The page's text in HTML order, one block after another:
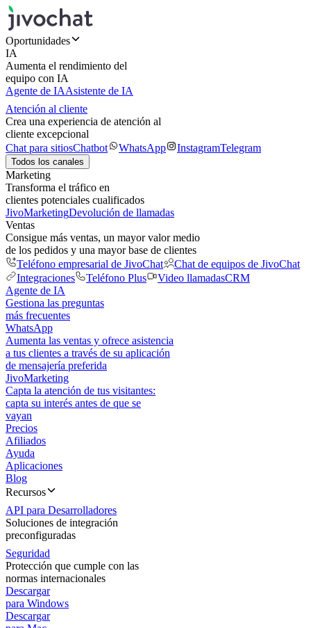
Oportunidades
IA
Aumenta el rendimiento del
equipo con IA
Agente de IAAsistente de IA
Atención al cliente
Crea una experiencia de atención al
cliente excepcional
Chat para sitiosChatbot WhatsApp InstagramTelegram
Todos los canales
Marketing
Transforma el tráfico en
clientes potenciales cualificados
JivoMarketingDevolución de llamadas
Ventas
Consigue más ventas, un mayor valor medio
de los pedidos y una mayor base de clientes
Teléfono empresarial de JivoChat
Chat de equipos de JivoChat
Integraciones
Teléfono Plus Video llamadasCRM
Agente de IA
Gestiona las preguntas
más frecuentes
WhatsApp
Aumenta las ventas y ofrece asistencia
a tus clientes a través de su aplicación
de mensajería preferida
JivoMarketing
Capta la atención de tus visitantes:
capta su interés antes de que se
vayan
Precios
Afiliados
Ayuda
Aplicaciones
Blog
Recursos
API para Desarrolladores
Soluciones de integración
preconfiguradas
Seguridad
Protección que cumple con las
normas internacionales
Descargar
para Windows
Descargar